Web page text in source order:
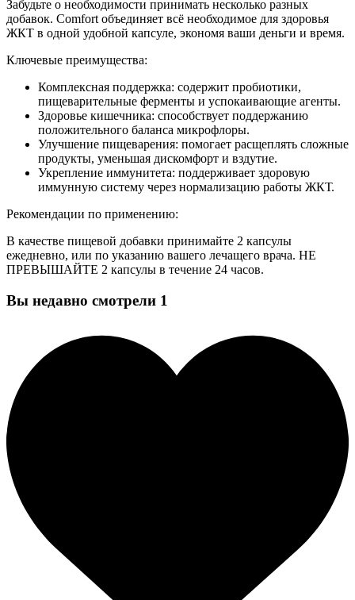
Забудьте о необходимости принимать несколько разных
добавок. Comfort объединяет всё необходимое для здоровья
ЖКТ в одной удобной капсуле, экономя ваши деньги и время.
Ключевые преимущества:
Комплексная поддержка: содержит пробиотики,
пищеварительные ферменты и успокаивающие агенты.
Здоровье кишечника: способствует поддержанию
положительного баланса микрофлоры.
Улучшение пищеварения: помогает расщеплять сложные
продукты, уменьшая дискомфорт и вздутие.
Укрепление иммунитета: поддерживает здоровую
иммунную систему через нормализацию работы ЖКТ.
Рекомендации по применению:
В качестве пищевой добавки принимайте 2 капсулы
ежедневно, или по указанию вашего лечащего врача. НЕ
ПРЕВЫШАЙТЕ 2 капсулы в течение 24 часов.
Вы недавно смотрели 1